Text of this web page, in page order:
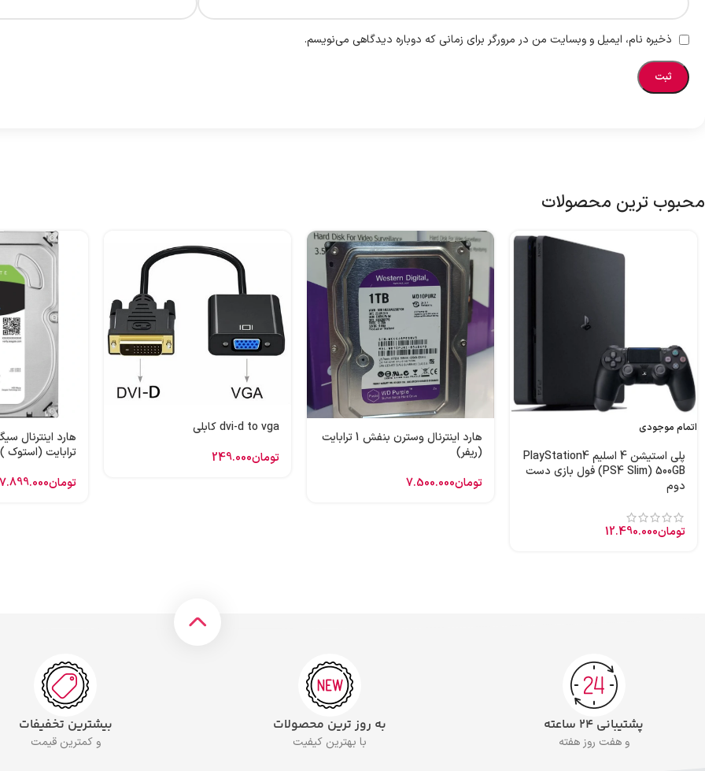
ذخیره نام، ایمیل و وبسایت من در مرورگر برای زمانی که دوباره دیدگاهی می‌نویسم.
محبوب ترین محصولات
اتمام موجودی
پلی استیشن 4 اسلیم PlayStation4
(PS4 Slim) 500GB فول بازی دست
دوم
تومان12.490.000
هارد اینترنال وسترن بنفش 1 ترابایت
(ریفر)
تومان7.500.000
dvi-d to vga کابلی
تومان249.000
ترابایت (استوک )
تومان7.899.000
پشتیبانی ۲۴ ساعته
و هفت روز هفته
به روز ترین محصولات
با بهترین کیفیت
بیشترین تخفیفات
و کمترین قیمت